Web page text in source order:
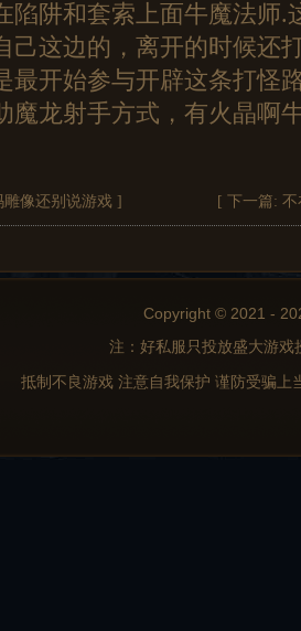
陷阱和套索上面牛魔法师.
己这边的，离开的时候还
最开始参与开辟这条打怪
魔龙射手方式，有火晶啊
像还别说游戏 ] [ 下一篇:
Copyright © 2021 -
注：好私服只投放盛大游
抵制不良游戏 注意自我保护 谨防受骗